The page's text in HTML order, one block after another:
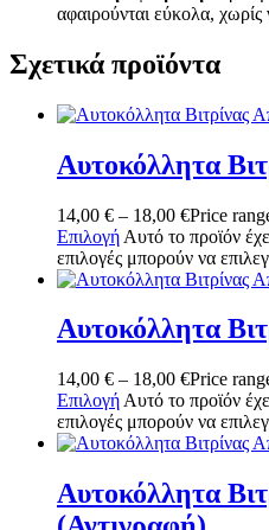
αφαιρούνται εύκολα,
Σχετικά προϊόντα
Αυτοκόλλητα
14,00 € – 18,00 €Price
Επιλογή Αυτό το προϊόν
επιλογές μπορούν να
Αυτοκόλλητα
14,00 € – 18,00 €Price
Επιλογή Αυτό το προϊόν
επιλογές μπορούν να
Αυτοκόλλητα